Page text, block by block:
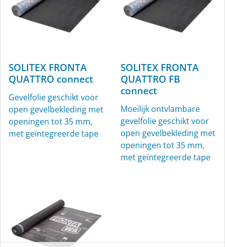
KAFLEX
Kabelmanchetten, Ø 4,8-
12 mm, voor binnen en
buiten
ROFLEX
Buismanchetten voor
binnen en buiten
SOLITEX FRONTA
QUATTRO connect
Gevelfolie geschikt voor
open gevelbekleding met
openingen tot 35 mm,
met geïntegreerde tape
SOLITEX FRONTA
QUATTRO FB
connect
Moeilijk ontvlambare
gevelfolie geschikt voor
open gevelbekleding met
openingen tot 35 mm,
met geïntegreerde tape